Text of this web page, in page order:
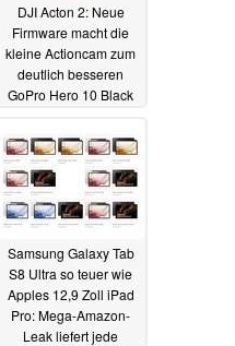
DJI Acton 2: Neue
Firmware macht die
kleine Actioncam zum
deutlich besseren
GoPro Hero 10 Black
Samsung Galaxy Tab
S8 Ultra so teuer wie
Apples 12,9 Zoll iPad
Pro: Mega-Amazon-
Leak liefert jede